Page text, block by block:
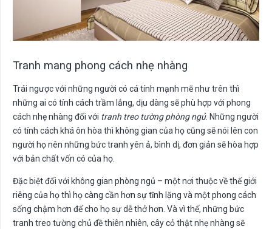
Tranh mang phong cách nhẹ nhàng
Trái ngược với những người có cá tính mạnh mẽ như trên thì
những ai có tính cách trầm lắng, dịu dàng sẽ phù hợp với phong
cách nhẹ nhàng đối với tranh treo tường phòng ngủ. Những người
có tính cách khá ôn hòa thì không gian của họ cũng sẽ nói lên con
người họ nên những bức tranh yên ả, bình dị, đơn giản sẽ hòa hợp
với bản chất vốn có của họ.
Đặc biệt đối với không gian phòng ngủ – một nơi thuộc về thế giới
riêng của họ thì họ càng cần hơn sự tĩnh lặng và một phong cách
sống chậm hơn để cho họ sự dễ thở hơn. Và vì thế, những bức
tranh treo tường chủ đề thiên nhiên, cây cỏ thật nhẹ nhàng sẽ